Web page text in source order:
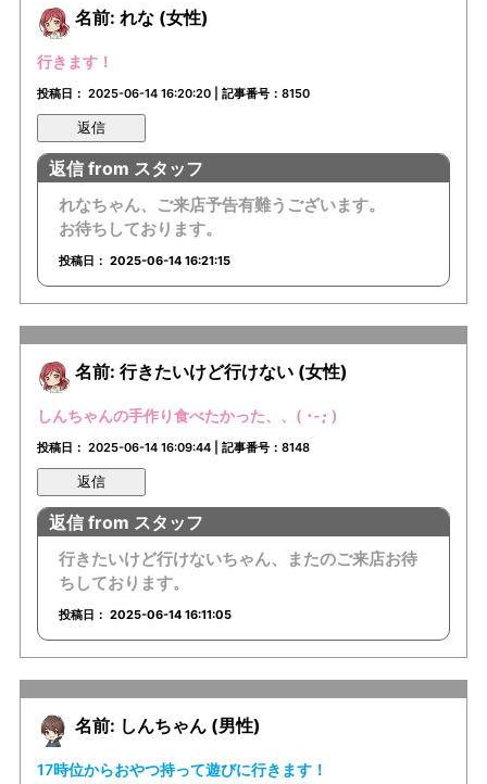
名前: れな (女性)
行きます！
投稿日： 2025-06-14 16:20:20 | 記事番号：8150
返信
返信 from スタッフ
れなちゃん、ご来店予告有難うございます。
お待ちしております。
投稿日： 2025-06-14 16:21:15
名前: 行きたいけど行けない (女性)
しんちゃんの手作り食べたかった、、( ･-･̥ )
投稿日： 2025-06-14 16:09:44 | 記事番号：8148
返信
返信 from スタッフ
行きたいけど行けないちゃん、またのご来店お待
ちしております。
投稿日： 2025-06-14 16:11:05
名前: しんちゃん (男性)
17時位からおやつ持って遊びに行きます！